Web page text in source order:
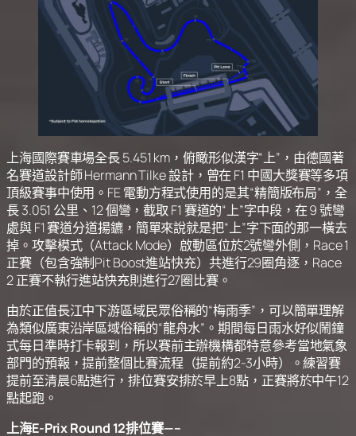
上海國際賽車場全長 5.451 km，俯瞰形似漢字“上”，由德國著
名賽道設計師 Hermann Tilke 設計，曾在 F1 中國大獎賽等多項
頂級賽事中使用。FE 電動方程式使用的是其“精簡版布局”，全
長 3.051 公里、12 個彎，截取 F1 賽道的“上”字中段，在 9 號彎
處與 F1 賽道分道揚鑣，簡單來說就是把“上”字下面的那一橫去
掉。攻擊模式（Attack Mode）啟動區位於2號彎外側，Race 1
正賽（包含強制Pit Boost進站快充）共進行29圈角逐，Race
2 正賽不執行進站快充則進行27圈比賽。
由於正值長江中下游區域民眾俗稱的“梅雨季”，可以簡單理解
為類似廣東沿岸區域俗稱的“龍舟水”。期間每日雨水好似鬧鐘
式每日準時打卡報到，所以賽前主辦機構都特意參考當地氣象
部門的預報，提前整個比賽流程（提前約2-3小時）。練習賽
提前至清晨6點進行，排位賽安排於早上8點，正賽將於中午12
點起跑。
上海E-Prix Round 12排位賽—–